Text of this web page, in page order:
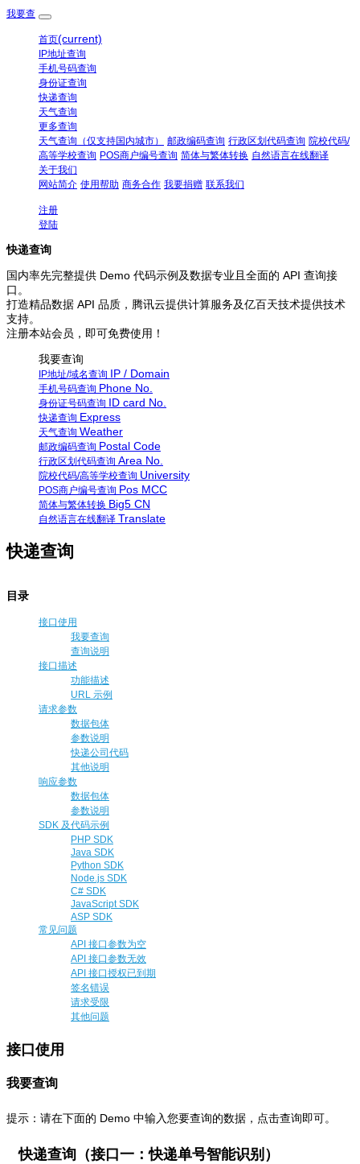
我要查
首页(current)
IP地址查询
手机号码查询
身份证查询
快递查询
天气查询
更多查询
天气查询（仅支持国内城市）
邮政编码查询 行政区划代码查询 院校代码/
高等学校查询 POS商户编号查询 简体与繁体转换 自然语言在线翻译
关于我们
网站简介 使用帮助 商务合作 我要捐赠 联系我们
注册
登陆
快递查询
国内率先完整提供 Demo 代码示例及数据专业且全面的 API 查询接
口。
打造精品数据 API 品质，腾讯云提供计算服务及亿百天技术提供技术
支持。
注册本站会员，即可免费使用！
我要查询
IP地址/域名查询 IP / Domain
手机号码查询 Phone No.
身份证号码查询 ID card No.
快递查询 Express
天气查询 Weather
邮政编码查询 Postal Code
行政区划代码查询 Area No.
院校代码/高等学校查询 University
POS商户编号查询 Pos MCC
简体与繁体转换 Big5 CN
自然语言在线翻译 Translate
快递查询
目录
接口使用
我要查询
查询说明
接口描述
功能描述
URL 示例
请求参数
数据包体
参数说明
快递公司代码
其他说明
响应参数
数据包体
参数说明
SDK 及代码示例
PHP SDK
Java SDK
Python SDK
Node.js SDK
C# SDK
JavaScript SDK
ASP SDK
常见问题
API 接口参数为空
API 接口参数无效
API 接口授权已到期
签名错误
请求受限
其他问题
接口使用
我要查询
提示：请在下面的 Demo 中输入您要查询的数据，点击查询即可。
快递查询（接口一：快递单号智能识别）